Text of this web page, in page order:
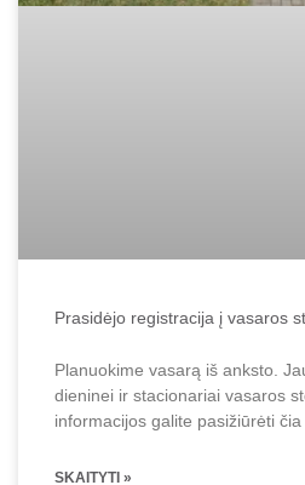
Prasidėjo registracija į vasaros
Planuokime vasarą iš anksto.
dieninei ir stacionariai vasaros
informacijos galite pasižiūrėti čia
SKAITYTI »